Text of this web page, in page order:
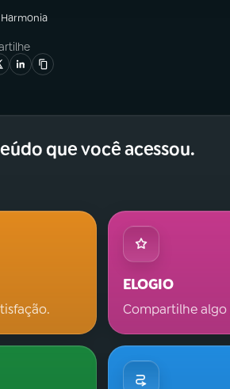
Harmonia
que você acessou.
ELOGIO
Compartilhe algo